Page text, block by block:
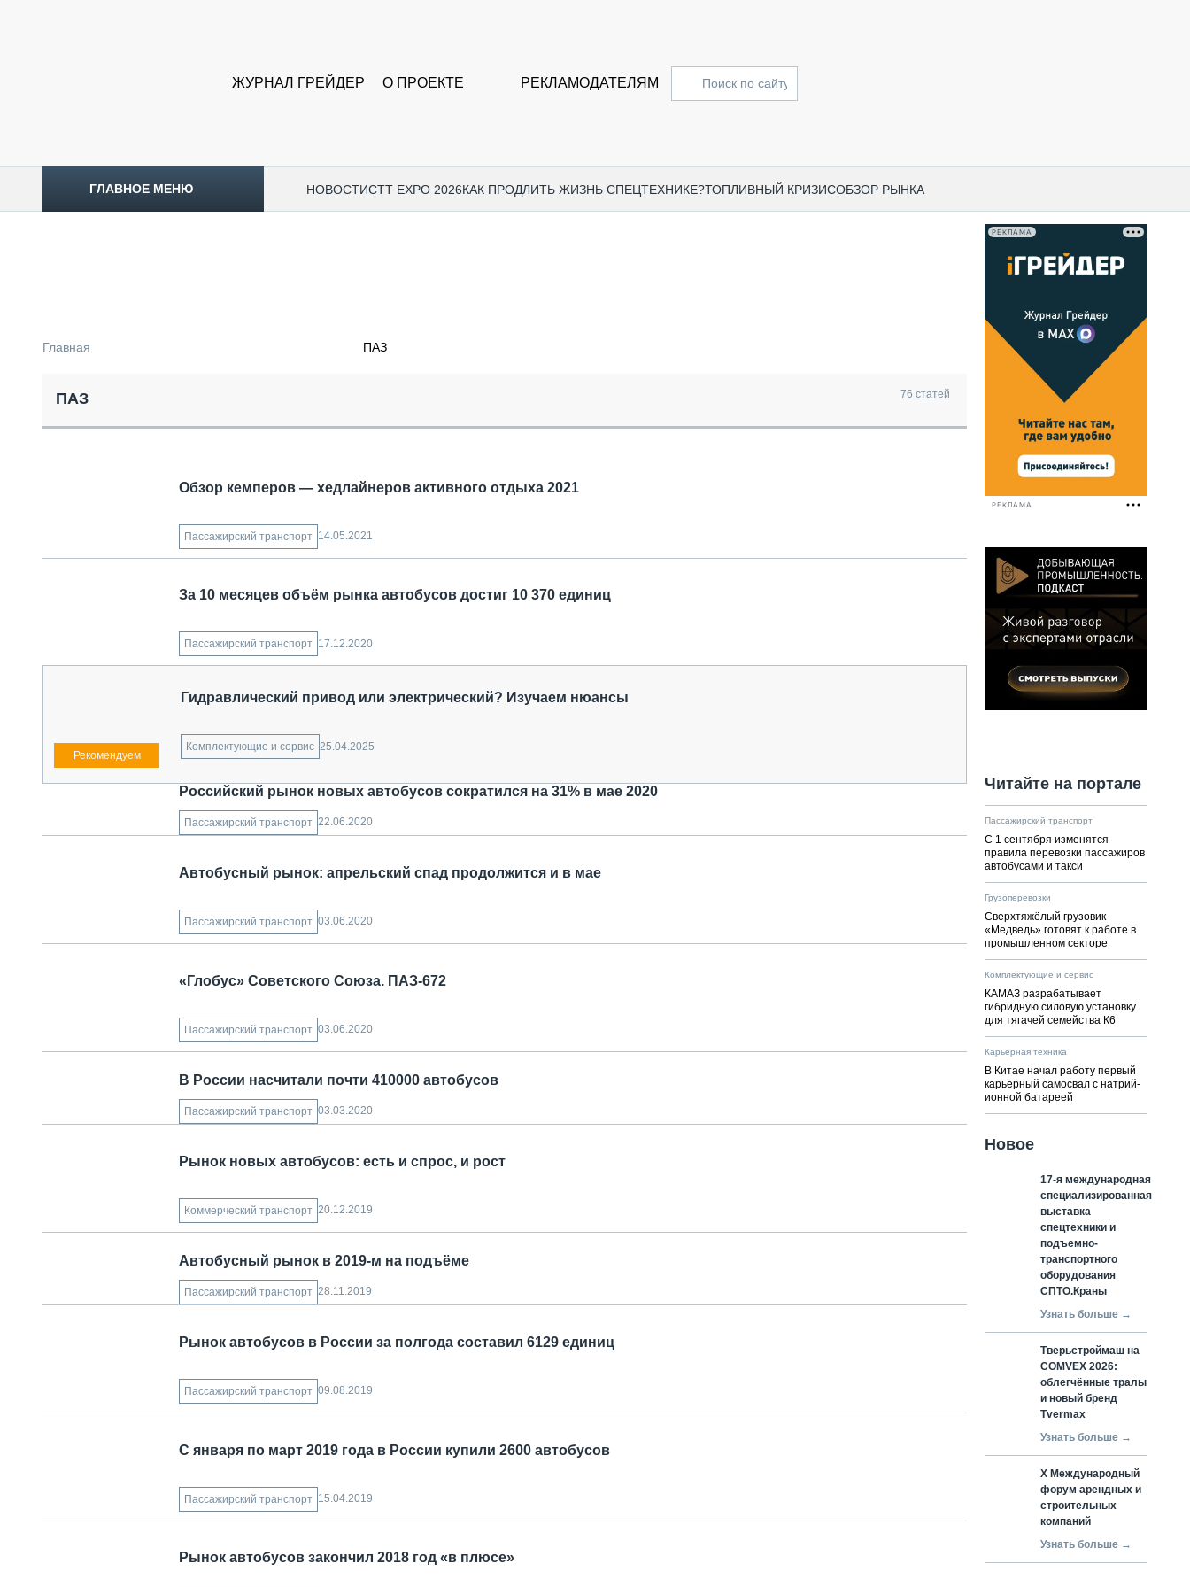
ЖУРНАЛ ГРЕЙДЕР О ПРОЕКТЕ РЕКЛАМОДАТЕЛЯМ
ГЛАВНОЕ МЕНЮ НОВОСТИCTT EXPO 2026КАК ПРОДЛИТЬ ЖИЗНЬ СПЕЦТЕХНИКЕ?ТОПЛИВНЫЙ КРИЗИСОБЗОР РЫНКА
ГРУЗОПЕРЕВОЗКИ
ИСПЫТАТЕЛИ
ДОРОЖНАЯ ИНДУСТРИЯ
СЕРВИСМЕНЫ
БЛИЖАЙШИЕ МЕРОПРИЯТИЯ
ПАССАЖИРСКИЙ ТРАНСПОРТ
Главная ПАЗ
ПАЗ 76 статей
Обзор кемперов — хедлайнеров активного отдыха 2021
Пассажирский транспорт 14.05.2021
За 10 месяцев объём рынка автобусов достиг 10 370 единиц
Пассажирский транспорт 17.12.2020
Гидравлический привод или электрический? Изучаем нюансы
Комплектующие и сервис 25.04.2025
Российский рынок новых автобусов сократился на 31% в мае 2020
Пассажирский транспорт 22.06.2020
Автобусный рынок: апрельский спад продолжится и в мае
Пассажирский транспорт 03.06.2020
«Глобус» Советского Союза. ПАЗ-672
Пассажирский транспорт 03.06.2020
В России насчитали почти 410000 автобусов
Пассажирский транспорт 03.03.2020
Рынок новых автобусов: есть и спрос, и рост
Коммерческий транспорт 20.12.2019
Автобусный рынок в 2019-м на подъёме
Пассажирский транспорт 28.11.2019
Рынок автобусов в России за полгода составил 6129 единиц
Пассажирский транспорт 09.08.2019
С января по март 2019 года в России купили 2600 автобусов
Пассажирский транспорт 15.04.2019
Рынок автобусов закончил 2018 год «в плюсе»
РЕКЛАМА
РЕКЛАМА
Читайте на портале
Пассажирский транспорт
С 1 сентября изменятся
правила перевозки пассажиров
автобусами и такси
Грузоперевозки
Сверхтяжёлый грузовик
«Медведь» готовят к работе в
промышленном секторе
Комплектующие и сервис
КАМАЗ разрабатывает
гибридную силовую установку
для тягачей семейства К6
Карьерная техника
В Китае начал работу первый
карьерный самосвал с натрий-
ионной батареей
Новое
17-я международная
специализированная
выставка
спецтехники и
подъемно-
транспортного
оборудования
СПТО.Краны
Узнать больше →
Тверьстроймаш на
COMVEX 2026:
облегчённые тралы
и новый бренд
Tvermax
Узнать больше →
X Международный
форум арендных и
строительных
компаний
Узнать больше →